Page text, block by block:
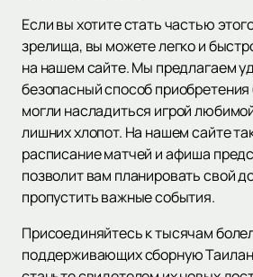
Если вы хотите стать частью
зрелища, вы можете легко и
на нашем сайте. Мы предлагаем
безопасный способ
могли насладиться игрой
лишних хлопот. На нашем сайте
расписание матчей и афиша
позволит вам планировать свой
пропустить важные события.
Присоединяйтесь к тысячам
поддерживающих сборную